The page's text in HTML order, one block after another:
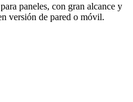
paneles, con gran alcance y
versión de pared o móvil.